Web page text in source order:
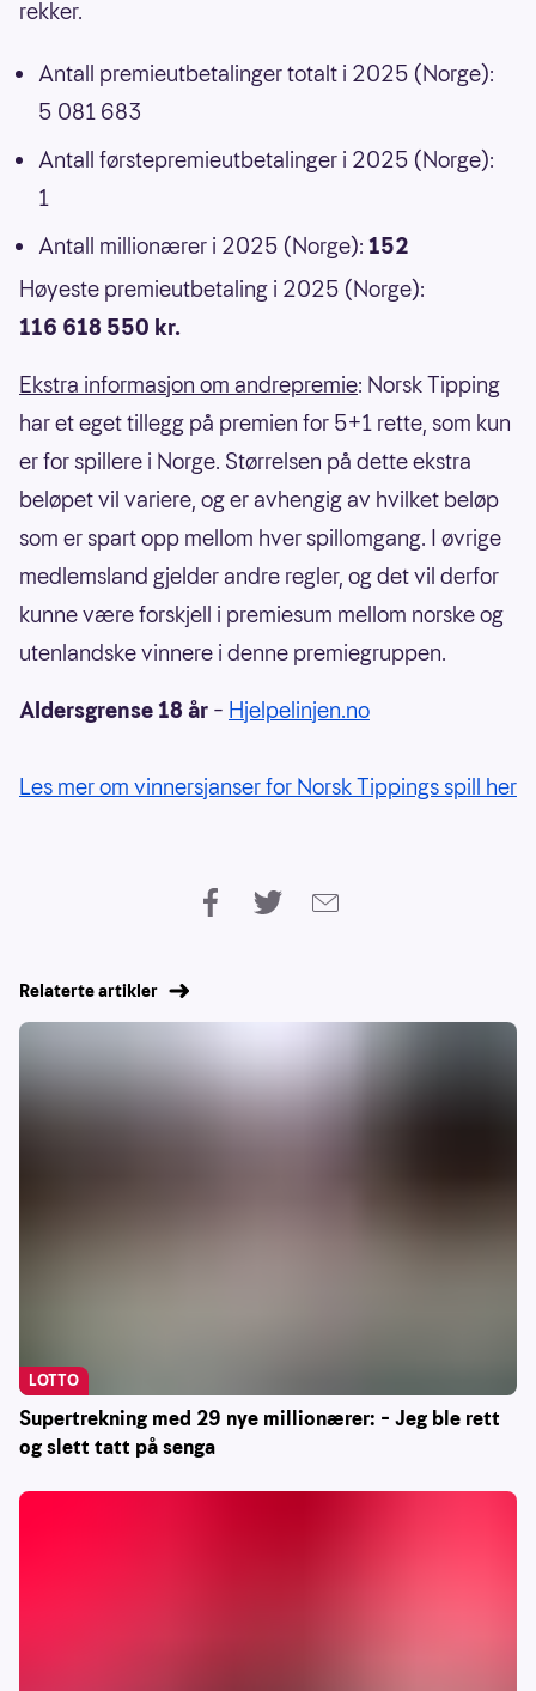
rekker.
Antall premieutbetalinger totalt i 2025 (Norge):
5 081 683
Antall førstepremieutbetalinger i 2025 (Norge):
1
Antall millionærer i 2025 (Norge): 152
Høyeste premieutbetaling i 2025 (Norge):
116 618 550 kr.
Ekstra informasjon om andrepremie: Norsk Tipping
har et eget tillegg på premien for 5+1 rette, som kun
er for spillere i Norge. Størrelsen på dette ekstra
beløpet vil variere, og er avhengig av hvilket beløp
som er spart opp mellom hver spillomgang. I øvrige
medlemsland gjelder andre regler, og det vil derfor
kunne være forskjell i premiesum mellom norske og
utenlandske vinnere i denne premiegruppen.
Aldersgrense 18 år – Hjelpelinjen.no
Les mer om vinnersjanser for Norsk Tippings spill her
Relaterte artikler
Supertrekning med 29 nye millionærer: – Jeg ble rett
og slett tatt på senga
LOTTO